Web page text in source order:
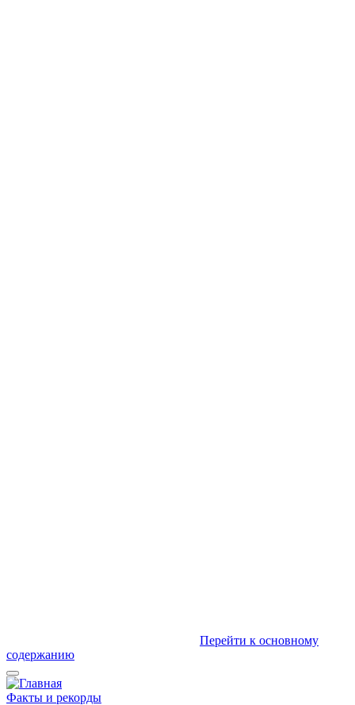
Перейти к основному
содержанию
Факты и рекорды